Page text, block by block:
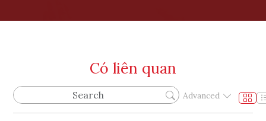
Có liên quan
Advanced